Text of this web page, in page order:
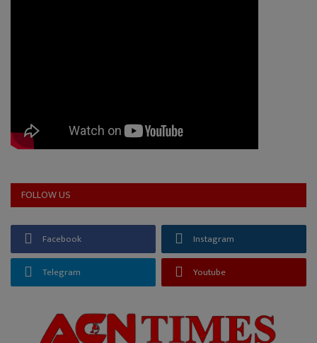
FOLLOW US
Facebook Instagram
Telegram Youtube